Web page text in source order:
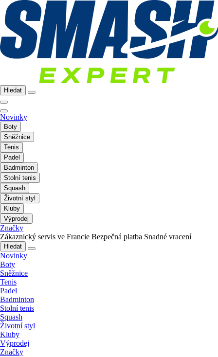
Hledat
Novinky
Boty
Sněžnice
Tenis
Padel
Badminton
Stolní tenis
Squash
Životní styl
Kluby
Výprodej
Značky
Zákaznický servis ve Francie Bezpečná platba Snadné vracení
Hledat
Novinky
Boty
Sněžnice
Tenis
Padel
Badminton
Stolní tenis
Squash
Životní styl
Kluby
Výprodej
Značky